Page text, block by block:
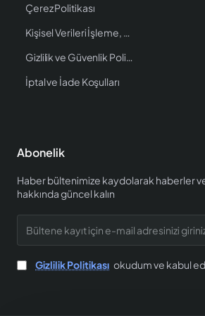
Çerez Politikası
Kişisel Verileri İşleme, Saklama ve İmha Politikası
Gizlilik ve Güvenlik Politikası
İptal ve İade Koşulları
Abonelik
Haber bültenimize kaydolarak haberler
hakkında güncel kalın
kayıt
için
e-
mail
Gizlilik Politikası okudum ve kabul